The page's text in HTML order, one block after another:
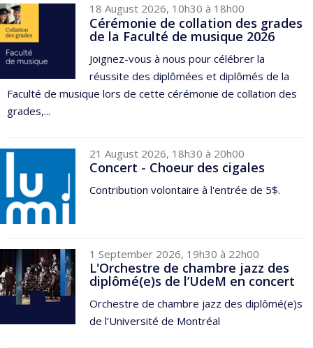
18 August 2026, 10h30 à 18h00
Cérémonie de collation des grades
de la Faculté de musique 2026
Joignez-vous à nous pour célébrer la
réussite des diplômées et diplômés de la
Faculté de musique lors de cette cérémonie de collation des
grades,...
21 August 2026, 18h30 à 20h00
Concert - Choeur des cigales
Contribution volontaire à l'entrée de 5$.
1 September 2026, 19h30 à 22h00
L'Orchestre de chambre jazz des
diplômé(e)s de l’UdeM en concert
Orchestre de chambre jazz des diplômé(e)s
de l’Université de Montréal